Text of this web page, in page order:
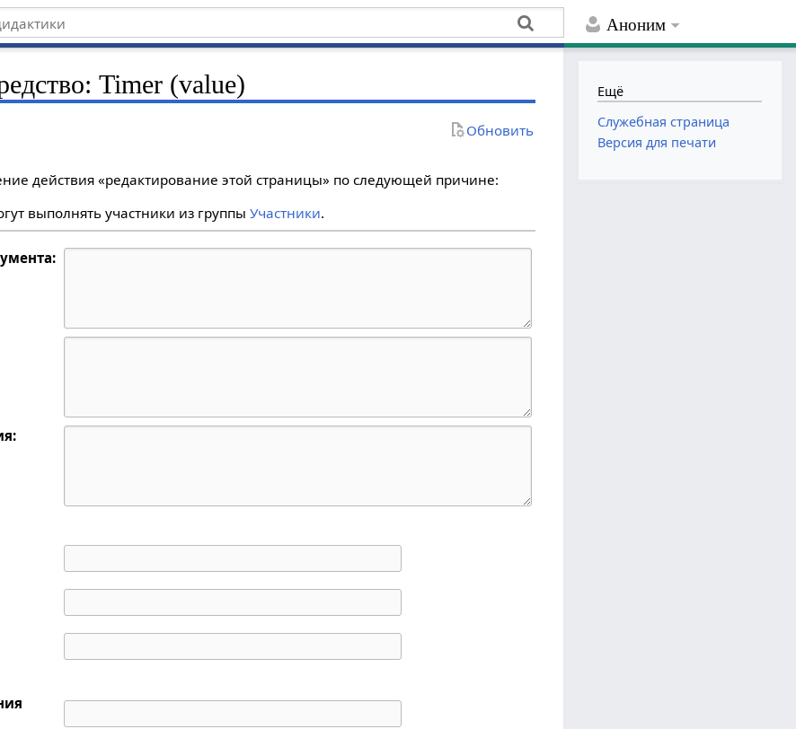
Аноним
Timer (value)
Обновить
действия «редактирование этой страницы» по следующей причине:
выполнять участники из группыУчастники.
Ещё
Служебная страница
Версия для печати